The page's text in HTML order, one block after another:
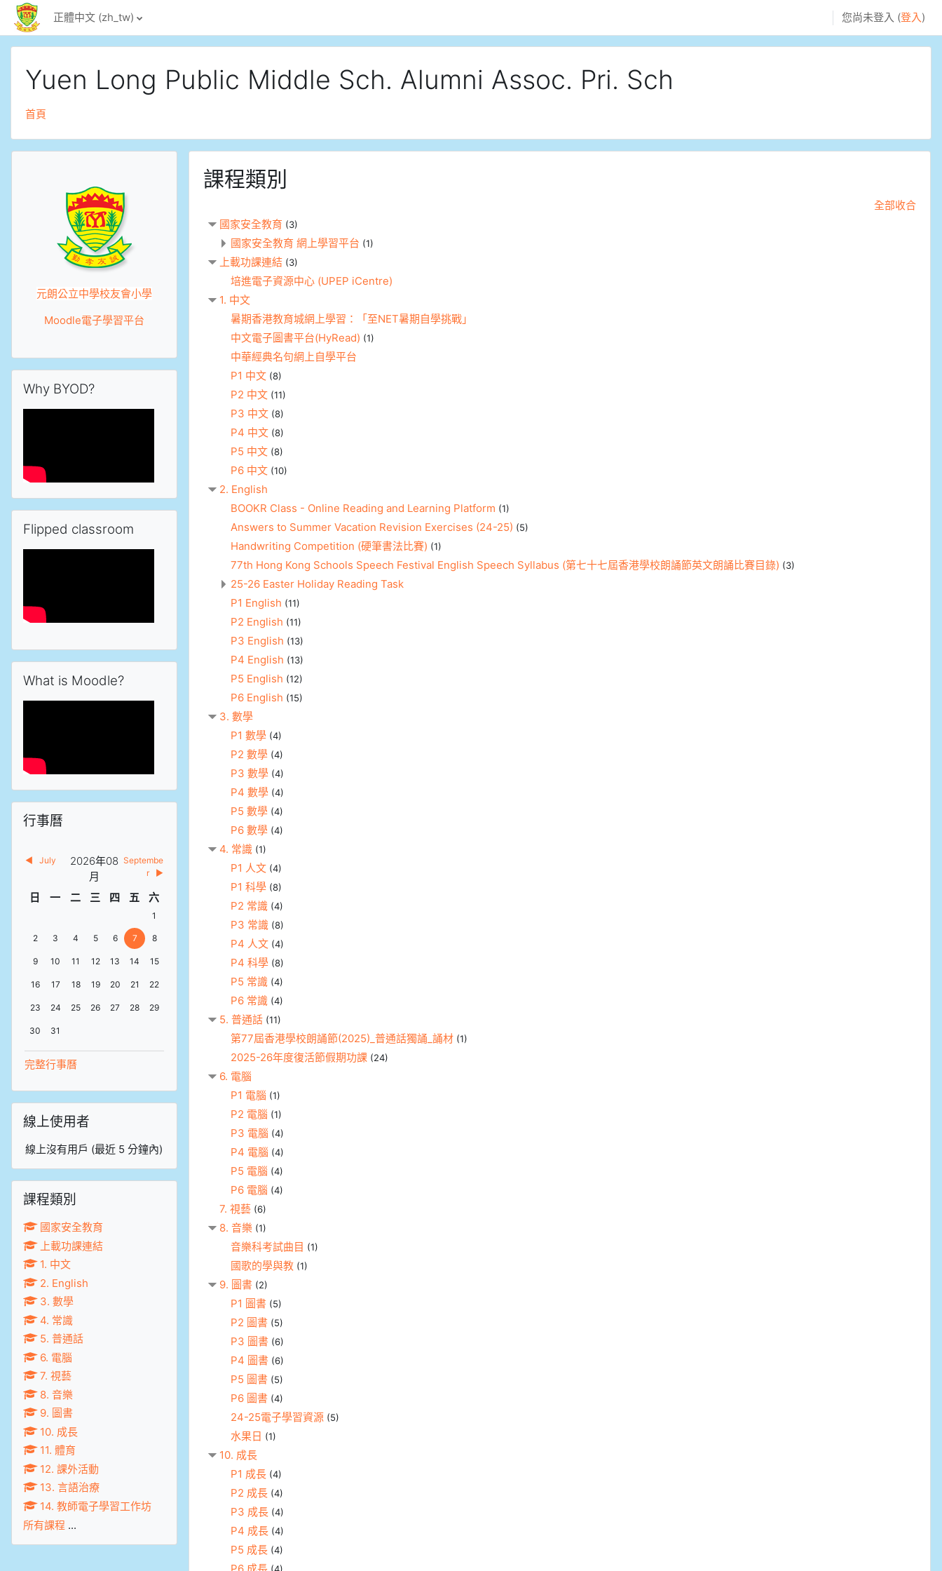
跳至主內容
正體中文 ‎(zh_tw)‎ 您尚未登入 (登入)
Yuen Long Public Middle Sch. Alumni Assoc. Pri. Sch
首頁
課程類別
全部收合
國家安全教育 (3)
國家安全教育 網上學習平台 (1)
上載功課連結(3)
培進電子資源中心 (UPEP iCentre)
1. 中文
暑期香港教育城網上學習：「至NET暑期自學挑戰」
中文電子圖書平台(HyRead) (1)
中華經典名句網上自學平台
P1 中文(8)
P2 中文(11)
P3 中文(8)
P4 中文(8)
P5 中文(8)
P6 中文(10)
2. English
BOOKR Class - Online Reading and Learning Platform (1)
Answers to Summer Vacation Revision Exercises (24-25) (5)
Handwriting Competition (硬筆書法比賽) (1)
77th Hong Kong Schools Speech Festival English Speech Syllabus (第七十七屆香港學校朗誦節英文朗誦比賽目錄) (3)
25-26 Easter Holiday Reading Task
P1 English (11)
P2 English (11)
P3 English (13)
P4 English (13)
P5 English (12)
P6 English (15)
3. 數學
P1 數學(4)
P2 數學(4)
P3 數學(4)
P4 數學(4)
P5 數學(4)
P6 數學(4)
4. 常識(1)
P1 人文(4)
P1 科學(8)
P2 常識(4)
P3 常識(8)
P4 人文(4)
P4 科學(8)
P5 常識(4)
P6 常識(4)
5. 普通話(11)
第77屆香港學校朗誦節(2025)_普通話獨誦_誦材(1)
2025-26年度復活節假期功課(24)
6. 電腦
P1 電腦 (1)
P2 電腦 (1)
P3 電腦 (4)
P4 電腦 (4)
P5 電腦 (4)
P6 電腦 (4)
7. 視藝(6)
8. 音樂(1)
音樂科考試曲目 (1)
國歌的學與教(1)
9. 圖書(2)
P1 圖書(5)
P2 圖書(5)
P3 圖書(6)
P4 圖書(6)
P5 圖書(5)
P6 圖書(4)
24-25電子學習資源 (5)
水果日 (1)
10. 成長
P1 成長(4)
P2 成長(4)
P3 成長(4)
P4 成長(4)
P5 成長(4)
元朗公立中學校友會小學
Moodle電子學習平台
Why BYOD?
Flipped classroom
What is Moodle?
行事曆
◀︎ July
2026年08
月
Septembe
r
▶︎
星期日
日 星期一
一 星期二
二 星期三
三 星期四
四 星期五
五 星期六
六
08月 1日 Saturday，沒有事件
1
08月 2日 Sunday，沒有事件
2 08月 3日 Monday，沒有事件
3 08月 4日 Tuesday，沒有事件
4 08月 5日 Wednesday，沒有事件
5 08月 6日 Thursday，沒有事件
6 08月 7日 Friday，沒有事件
7 08月 8日 Saturday，沒有事件
8
08月 9日 Sunday，沒有事件
9 08月 10日 Monday，沒有事件
10 08月 11日 Tuesday，沒有事件
11 08月 12日 Wednesday，沒有事件
12 08月 13日 Thursday，沒有事件
13 08月 14日 Friday，沒有事件
14 08月 15日 Saturday，沒有事件
15
08月 16日 Sunday，沒有事件
16 08月 17日 Monday，沒有事件
17 08月 18日 Tuesday，沒有事件
18 08月 19日 Wednesday，沒有事件
19 08月 20日 Thursday，沒有事件
20 08月 21日 Friday，沒有事件
21 08月 22日 Saturday，沒有事件
22
08月 23日 Sunday，沒有事件
23 08月 24日 Monday，沒有事件
24 08月 25日 Tuesday，沒有事件
25 08月 26日 Wednesday，沒有事件
26 08月 27日 Thursday，沒有事件
27 08月 28日 Friday，沒有事件
28 08月 29日 Saturday，沒有事件
29
08月 30日 Sunday，沒有事件
30 08月 31日 Monday，沒有事件
31
完整行事曆
線上使用者
線上沒有用戶 (最近 5 分鐘內)
課程類別
國家安全教育
上載功課連結
1. 中文
2. English
3. 數學
4. 常識
5. 普通話
6. 電腦
7. 視藝
8. 音樂
9. 圖書
10. 成長
11. 體育
12. 課外活動
13. 言語治療
14. 教師電子學習工作坊
所有課程 ...